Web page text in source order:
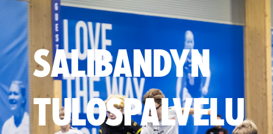
SALIBANDYN
TULOSPALVELU